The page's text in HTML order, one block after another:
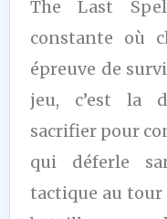
The Last
constante où
épreuve de
jeu, c’est la
sacrifier pour
qui déferle
tactique au